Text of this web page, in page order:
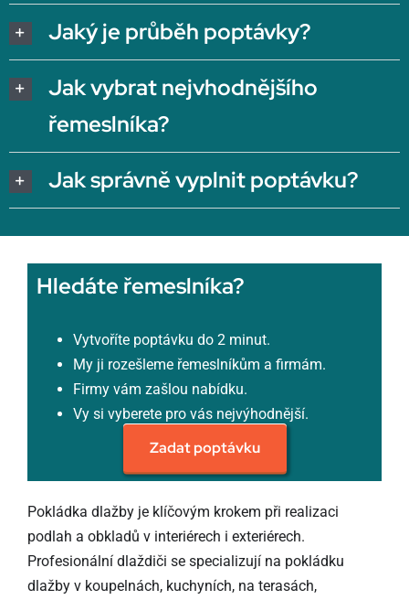
Jaký je průběh poptávky?
Jak vybrat nejvhodnějšího
řemeslníka?
Jak správně vyplnit poptávku?
Hledáte řemeslníka?
Vytvoříte poptávku do 2 minut.
My ji rozešleme řemeslníkům a firmám.
Firmy vám zašlou nabídku.
Vy si vyberete pro vás nejvýhodnější.
Zadat poptávku
Pokládka dlažby je klíčovým krokem při realizaci
podlah a obkladů v interiérech i exteriérech.
Profesionální dlaždiči se specializují na pokládku
dlažby v koupelnách, kuchyních, na terasách,